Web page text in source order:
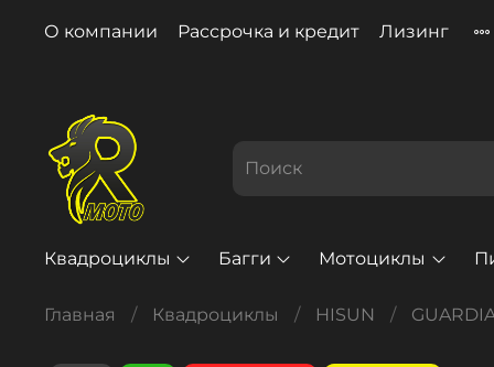
О компании Рассрочка и кредит Лизинг
Квадроциклы Багги Мотоциклы
Главная Квадроциклы HISUN